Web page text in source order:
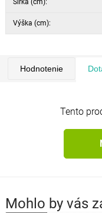
Výška (cm):
Hodnotenie
Tento
Mohlo by vás